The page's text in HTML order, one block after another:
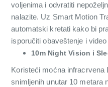
voljenima i odvratiti
nalazite. Uz Smart Motion
automatski kretati kako bi
isporučiti obaveštenje i
10m Night Vision i
Koristeći moćna infracrvena
snimljenih unutar 10 metara